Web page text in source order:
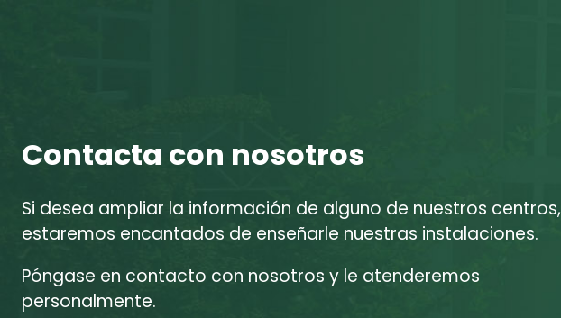
Contacta con nosotros
Si desea ampliar la información de alguno de nuestros centros,
estaremos encantados de enseñarle nuestras instalaciones.
Póngase en contacto con nosotros y le atenderemos
personalmente.